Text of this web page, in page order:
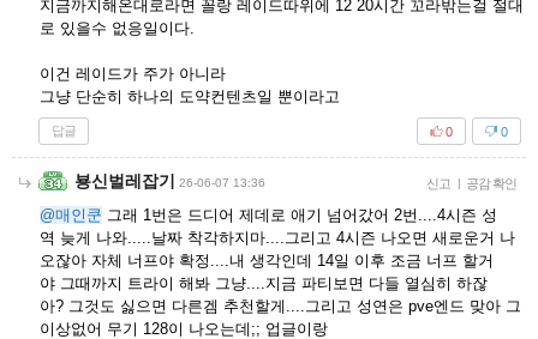
지금까지해온대로라면 꼴랑 레이드따위에 12 20시간 꼬라밖는걸 절대
로 있을수 없응일이다.
이건 레이드가 주가 아니라
그냥 단순히 하나의 도약컨텐츠일 뿐이라고
답글 0
0
뵹신벌레잡기 26-06-07 13:36 신고 | 공감 확인
@매인쿤 그래 1번은 드디어 제데로 애기 넘어갔어 2번....4시즌 성
역 늦게 나와.....날짜 착각하지마....그리고 4시즌 나오면 새로운거 나
오잖아 자체 너프야 확정....내 생각인데 14일 이후 조금 너프 할거
야 그때까지 트라이 해봐 그냥....지금 파티보면 다들 열심히 하잖
아? 그것도 싫으면 다른겜 추천할게....그리고 성연은 pve엔드 맞아 그
이상없어 무기 128이 나오는데;; 업글이랑